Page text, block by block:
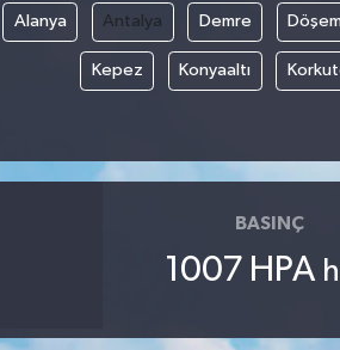
Alanya Antalya Demre
Kepez Konyaaltı
BASINÇ
1007 HPA